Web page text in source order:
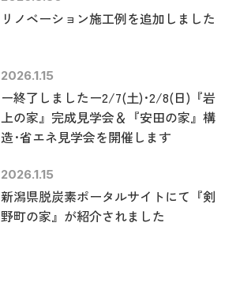
リノベーション施工例を追加しました
2026.1.15
ー終了しましたー2/7(土)･2/8(日)『岩
上の家』完成見学会＆『安田の家』構
造･省エネ見学会を開催します
2026.1.15
新潟県脱炭素ポータルサイトにて『剣
野町の家』が紹介されました